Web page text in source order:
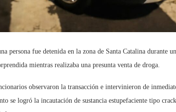
persona fue detenida en la zona de Santa Catalina durante
mientras realizaba una presunta venta de droga.
observaron la transacción e intervinieron de
se logró la incautación de sustancia estupefaciente tipo